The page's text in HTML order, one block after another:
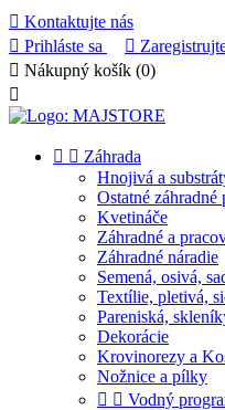
 Kontaktujte nás
 Prihláste sa 
 Nákupný košík (0)

  Záhrada
Hnojivá a
Ostatné záhradné
Kvetináče
Záhradné a
Záhradné náradie
Semená, osivá,
Textílie, pletivá,
Pareniská,
Dekorácie
Krovinorezy a
Nožnice a pílky
  Vodný